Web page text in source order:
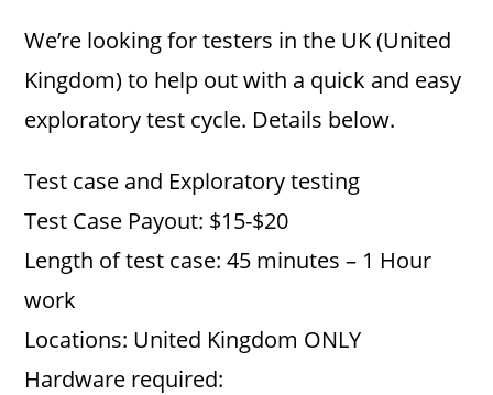
We’re looking for testers in the UK (United
Kingdom) to help out with a quick and easy
exploratory test cycle. Details below.
Test case and Exploratory testing
Test Case Payout: $15-$20
Length of test case: 45 minutes – 1 Hour
work
Locations: United Kingdom ONLY
Hardware required: